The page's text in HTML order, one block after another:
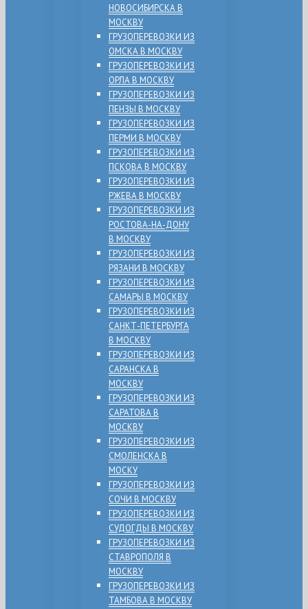
НОВОСИБИРСКА В
МОСКВУ
ГРУЗОПЕРЕВОЗКИ ИЗ
ОМСКА В МОСКВУ
ГРУЗОПЕРЕВОЗКИ ИЗ
ОРЛА В МОСКВУ
ГРУЗОПЕРЕВОЗКИ ИЗ
ПЕНЗЫ В МОСКВУ
ГРУЗОПЕРЕВОЗКИ ИЗ
ПЕРМИ В МОСКВУ
ГРУЗОПЕРЕВОЗКИ ИЗ
ПСКОВА В МОСКВУ
ГРУЗОПЕРЕВОЗКИ ИЗ
РЖЕВА В МОСКВУ
ГРУЗОПЕРЕВОЗКИ ИЗ
РОСТОВА-НА-ДОНУ
В МОСКВУ
ГРУЗОПЕРЕВОЗКИ ИЗ
РЯЗАНИ В МОСКВУ
ГРУЗОПЕРЕВОЗКИ ИЗ
САМАРЫ В МОСКВУ
ГРУЗОПЕРЕВОЗКИ ИЗ
САНКТ-ПЕТЕРБУРГА
В МОСКВУ
ГРУЗОПЕРЕВОЗКИ ИЗ
САРАНСКА В
МОСКВУ
ГРУЗОПЕРЕВОЗКИ ИЗ
САРАТОВА В
МОСКВУ
ГРУЗОПЕРЕВОЗКИ ИЗ
СМОЛЕНСКА В
МОСКУ
ГРУЗОПЕРЕВОЗКИ ИЗ
СОЧИ В МОСКВУ
ГРУЗОПЕРЕВОЗКИ ИЗ
СУДОГДЫ В МОСКВУ
ГРУЗОПЕРЕВОЗКИ ИЗ
СТАВРОПОЛЯ В
МОСКВУ
ГРУЗОПЕРЕВОЗКИ ИЗ
ТАМБОВА В МОСКВУ